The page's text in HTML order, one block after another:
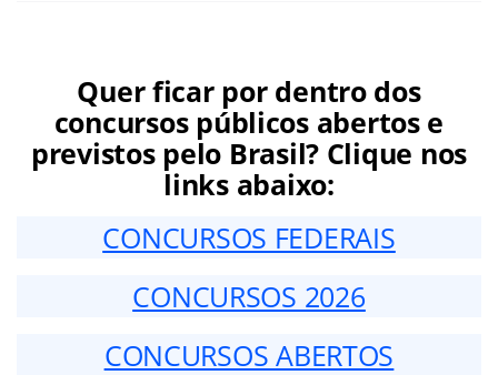
Quer ficar por dentro dos
concursos públicos abertos e
previstos pelo Brasil? Clique nos
links abaixo:
CONCURSOS FEDERAIS
CONCURSOS 2026
CONCURSOS ABERTOS